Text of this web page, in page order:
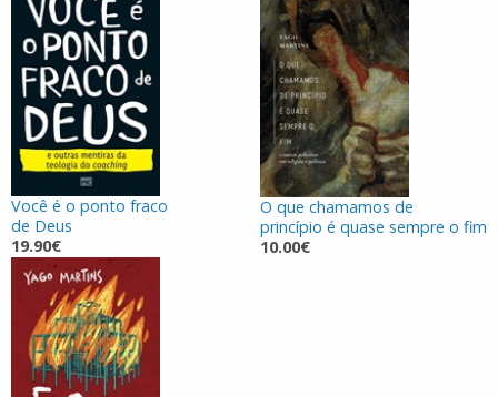
Você é o ponto fraco
de Deus
19.90€
O que chamamos de
princípio é quase sempre o fim
10.00€